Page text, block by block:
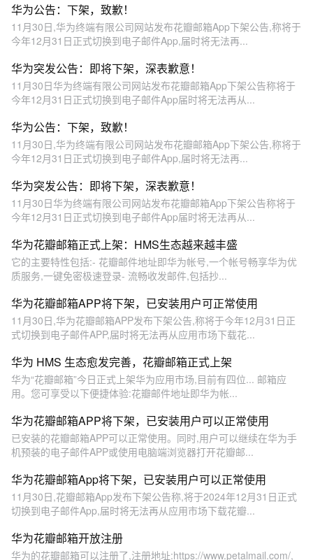
华为公告：下架，致歉！
11月30日,华为终端有限公司网站发布花瓣邮箱App下架公告,称将于
今年12月31日正式切换到电子邮件App,届时将无法再...
华为突发公告：即将下架，深表歉意！
11月30日华为终端有限公司网站发布花瓣邮箱App下架公告称将于
今年12月31日正式切换到电子邮件App届时将无法再从...
华为公告：下架，致歉！
11月30日,华为终端有限公司网站发布花瓣邮箱App下架公告,称将于
今年12月31日正式切换到电子邮件App,届时将无法再...
华为突发公告：即将下架，深表歉意！
11月30日华为终端有限公司网站发布花瓣邮箱App下架公告称将于
今年12月31日正式切换到电子邮件App届时将无法再从...
华为花瓣邮箱正式上架：HMS生态越来越丰盛
它的主要特性包括:- 花瓣邮件地址即华为帐号,一个帐号畅享华为优
质服务,一键免密极速登录- 流畅收发邮件,包括抄...
华为花瓣邮箱APP将下架，已安装用户可正常使用
11月30日,华为花瓣邮箱APP发布下架公告,称将于今年12月31日正
式切换到电子邮件APP,届时将无法再从应用市场下载花...
华为 HMS 生态愈发完善，花瓣邮箱正式上架
华为“花瓣邮箱”今日正式上架华为应用市场,目前有四位... 邮箱应
用。您可享受以下便捷体验:花瓣邮件地址即华为帐...
华为花瓣邮箱APP将下架，已安装用户可以正常使用
已安装的花瓣邮箱APP可以正常使用。同时,用户可以继续在华为手
机预装的电子邮件APP或使用电脑端浏览器打开花瓣邮...
华为花瓣邮箱App将下架，已安装用户可以正常使用
11月30日,花瓣邮箱App发布下架公告称,将于2024年12月31日正式
切换到电子邮件App,届时将无法再从应用市场下载花瓣...
华为花瓣邮箱开放注册
华为的花瓣邮箱可以注册了,注册地址:https://www.petalmail.com/,